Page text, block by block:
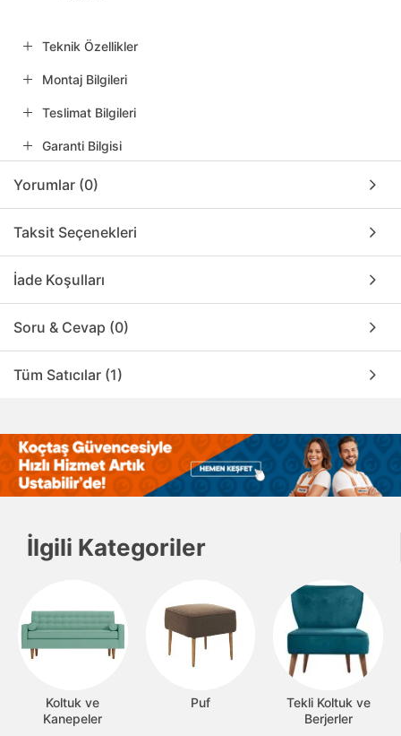
Teknik Özellikler
Montaj Bilgileri
Teslimat Bilgileri
Garanti Bilgisi
Yorumlar (0)
Taksit Seçenekleri
İade Koşulları
Soru & Cevap (0)
Tüm Satıcılar (1)
İlgili Kategoriler
Koltuk ve
Kanepeler
Puf
Tekli Koltuk ve
Berjerler